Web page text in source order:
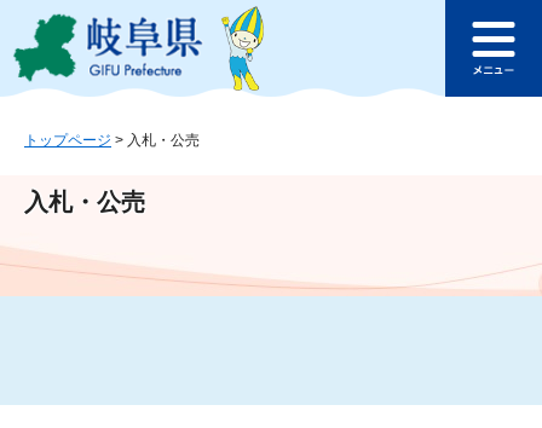
ジ
ュ
文
このページの本文へ
ュ
トップページ > 入札・公売
入札・公売